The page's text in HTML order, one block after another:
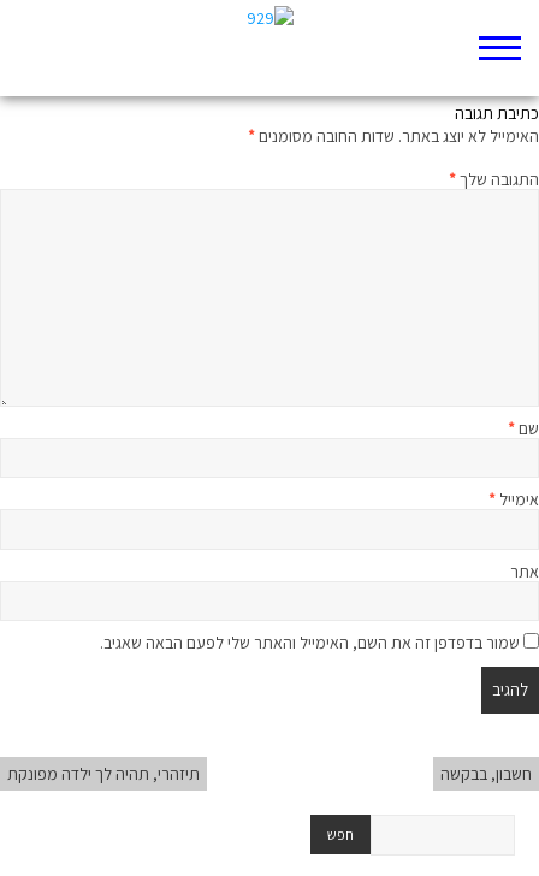
כתיבת תגובה
האימייל לא יוצג באתר. שדות החובה מסומנים*
התגובה שלך*
שם*
אימייל *
אתר
שמור בדפדפן זה את השם, האימייל והאתר שלי לפעם הבאה שאגיב.
חשבון, בבקשה תיזהרי, תהיה לך ילדה מפונקת